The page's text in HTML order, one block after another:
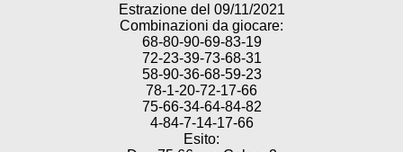
Estrazione del 09/11/2021
Combinazioni da giocare:
68-80-90-69-83-19
72-23-39-73-68-31
58-90-36-68-59-23
78-1-20-72-17-66
75-66-34-64-84-82
4-84-7-14-17-66
Esito: